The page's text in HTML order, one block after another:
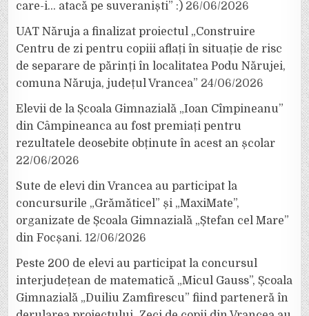
care-i… atacă pe suveraniști” :) 26/06/2026
UAT Năruja a finalizat proiectul „Construire
Centru de zi pentru copiii aflați în situație de risc
de separare de părinți în localitatea Podu Nărujei,
comuna Năruja, județul Vrancea” 24/06/2026
Elevii de la Școala Gimnazială „Ioan Cîmpineanu”
din Câmpineanca au fost premiați pentru
rezultatele deosebite obținute în acest an școlar
22/06/2026
Sute de elevi din Vrancea au participat la
concursurile „Grămăticel” și „MaxiMate”,
organizate de Școala Gimnazială „Ștefan cel Mare”
din Focșani. 12/06/2026
Peste 200 de elevi au participat la concursul
interjudețean de matematică „Micul Gauss”, Școala
Gimnazială „Duiliu Zamfirescu” fiind parteneră în